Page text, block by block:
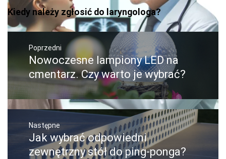
Kiedy należy zgłosić do laryngologa?
Nawigacja
wpisuPoprzedni
Poprzedni
Nowoczesne lampiony LED na
cmentarz. Czy warto je wybrać?
Następne
Następny
post:
Jak wybrać odpowiedni
zewnętrzny stół do ping-ponga?